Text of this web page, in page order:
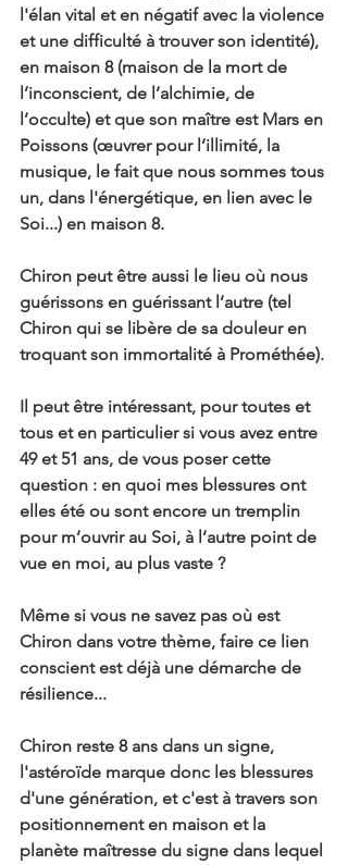
l'élan vital et en négatif avec la violence
et une difficulté à trouver son identité),
en maison 8 (maison de la mort de
l’inconscient, de l’alchimie, de
l’occulte) et que son maître est Mars en
Poissons (œuvrer pour l’illimité, la
musique, le fait que nous sommes tous
un, dans l'énergétique, en lien avec le
Soi...) en maison 8.
Chiron peut être aussi le lieu où nous
guérissons en guérissant l’autre (tel
Chiron qui se libère de sa douleur en
troquant son immortalité à Prométhée).
Il peut être intéressant, pour toutes et
tous et en particulier si vous avez entre
49 et 51 ans, de vous poser cette
question : en quoi mes blessures ont
elles été ou sont encore un tremplin
pour m’ouvrir au Soi, à l’autre point de
vue en moi, au plus vaste ?
Même si vous ne savez pas où est
Chiron dans votre thème, faire ce lien
conscient est déjà une démarche de
résilience...
Chiron reste 8 ans dans un signe,
l'astéroïde marque donc les blessures
d'une génération, et c'est à travers son
positionnement en maison et la
planète maîtresse du signe dans lequel